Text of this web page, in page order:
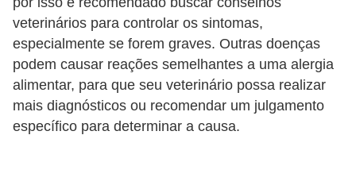
veterinários para controlar os sintomas,
especialmente se forem graves. Outras doenças
podem causar reações semelhantes a uma alergia
alimentar, para que seu veterinário possa realizar
mais diagnósticos ou recomendar um julgamento
específico para determinar a causa.
e
a
n
i
m
a